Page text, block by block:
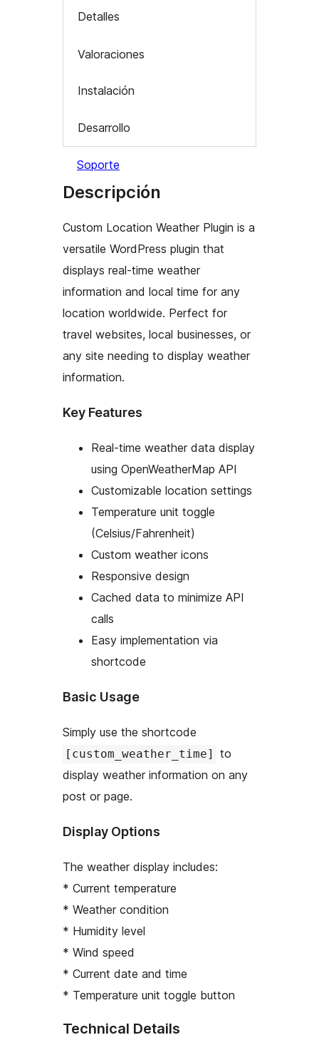
Detalles
Valoraciones
Instalación
Desarrollo
Soporte
Descripción
Custom Location Weather Plugin is a
versatile WordPress plugin that
displays real-time weather
information and local time for any
location worldwide. Perfect for
travel websites, local businesses, or
any site needing to display weather
information.
Key Features
Real-time weather data display
using OpenWeatherMap API
Customizable location settings
Temperature unit toggle
(Celsius/Fahrenheit)
Custom weather icons
Responsive design
Cached data to minimize API
calls
Easy implementation via
shortcode
Basic Usage
Simply use the shortcode
[custom_weather_time]
to
display weather information on any
post or page.
Display Options
The weather display includes:
* Current temperature
* Weather condition
* Humidity level
* Wind speed
* Current date and time
* Temperature unit toggle button
Technical Details